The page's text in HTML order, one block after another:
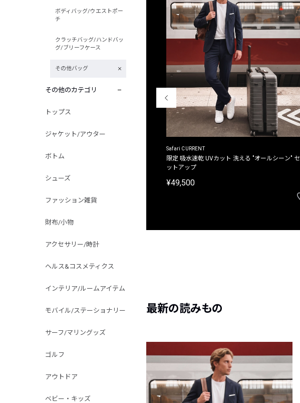
ボディバッグ/ウエストポー
チ
クラッチバッグ/ハンドバッ
グ/ブリーフケース
その他バッグ
その他のカテゴリ
トップス
ジャケット/アウター
ボトム
シューズ
ファッション雑貨
財布/小物
アクセサリー/時計
ヘルス&コスメティクス
インテリア/ルームアイテム
モバイル/ステーショナリー
サーフ/マリングッズ
ゴルフ
アウトドア
ベビー・キッズ
別注限定 フード付き チェックシャツジャケット
Safari CURRENT
限定 吸水速乾 UVカット 洗える "オールシーン" セ
ットアップ
¥49,500
最新の読みもの